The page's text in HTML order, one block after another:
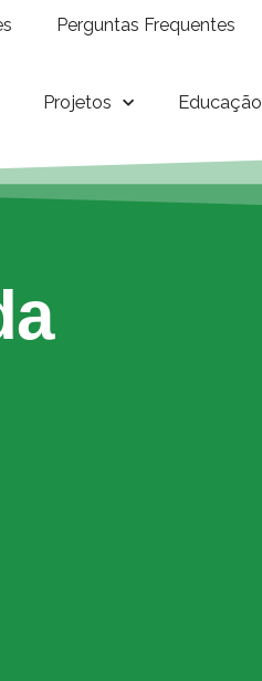
Perguntas Frequentes
Projetos Educação